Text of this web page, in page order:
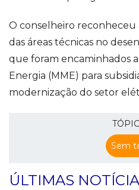
O conselheiro reconheceu
das áreas técnicas no
que foram encaminhados
Energia (MME) para
modernização do setor
Sem
ÚLTIMAS